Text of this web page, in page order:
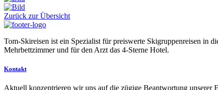
Zurück zur Übersicht
Tom-Skireisen ist ein Spezialist für preiswerte Skigruppenreisen in
Mehrbettzimmer und für den Arzt das 4-Sterne Hotel.
Kontakt
Aktuell konzentrieren wir uns auf die zügige Beantwortung unserer